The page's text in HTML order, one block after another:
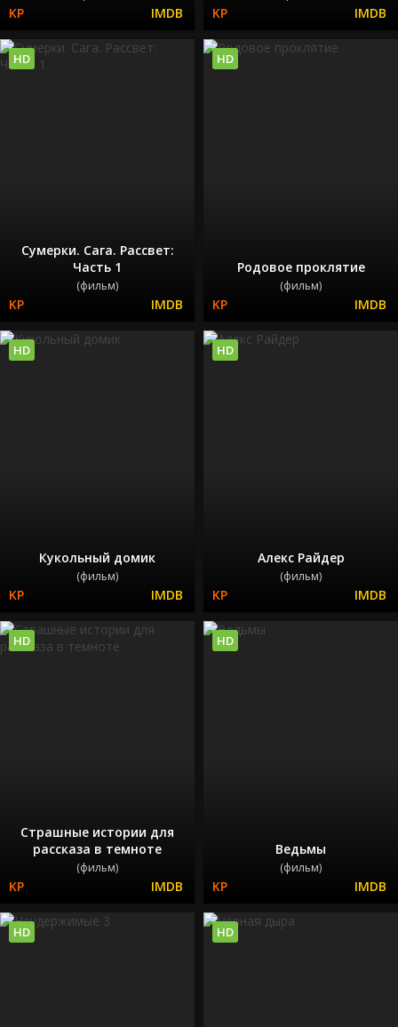
Сумерки. Сага. Рассвет:
Часть 1
(фильм)
HD
Родовое проклятие
(фильм)
HD
Кукольный домик
(фильм)
HD
Алекс Райдер
(фильм)
HD
Страшные истории для
рассказа в темноте
(фильм)
HD
Ведьмы
(фильм)
HD
HD HD